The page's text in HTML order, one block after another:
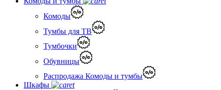
Комоды
Тумбы для ТВ
Тумбочки
Обувницы
Распродажа Комоды и тумбы
Шкафы